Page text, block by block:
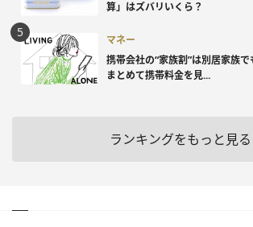
算」はズバリいくら？
マネー
携帯会社の“家族割”は別居家族
まとめて携帯料金を見...
ランキングをもっと見る